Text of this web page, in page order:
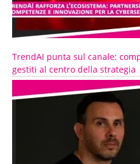
TrendAI punta sul canale:
gestiti al centro della strategia